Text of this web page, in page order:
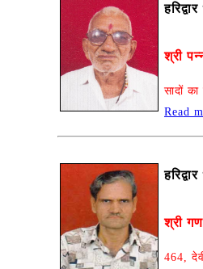
श्री
सादों
Read
श्री
464,